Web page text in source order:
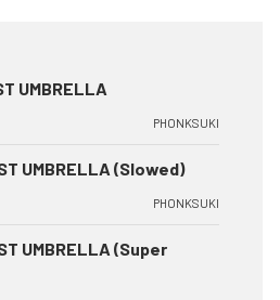
UMBRELLA
PHONKSUKI
UMBRELLA (Slowed)
PHONKSUKI
UMBRELLA (Super